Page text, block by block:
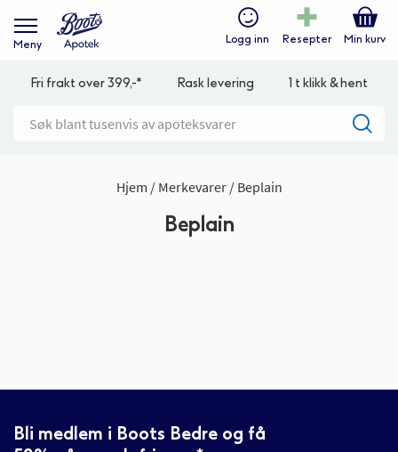
Meny Logg inn Resepter Min kurv
Fri frakt over 399,-* Rask levering 1 t klikk & hent
Hjem Merkevarer Beplain
Beplain
Bli medlem i Boots Bedre og få